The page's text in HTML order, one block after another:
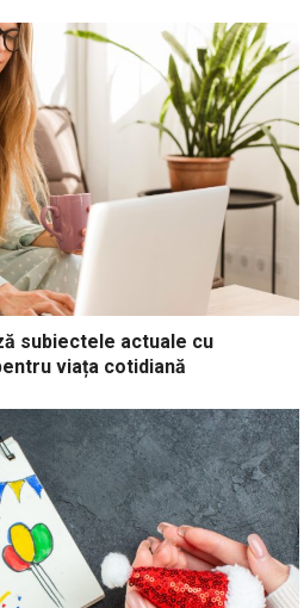
subiectele actuale cu
viața cotidiană